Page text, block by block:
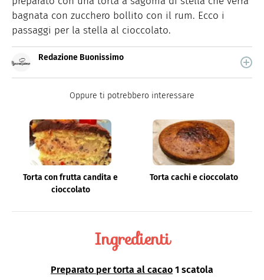
bagnata con zucchero bollito con il rum. Ecco i
passaggi per la stella al cioccolato.
Redazione Buonissimo
quale trovi idee veloci, facili e spiegate passo passo.
Oppure ti potrebbero interessare
Torta con frutta candita e
cioccolato
Torta cachi e cioccolato
Ingredienti
Preparato per torta al cacao 1 scatola